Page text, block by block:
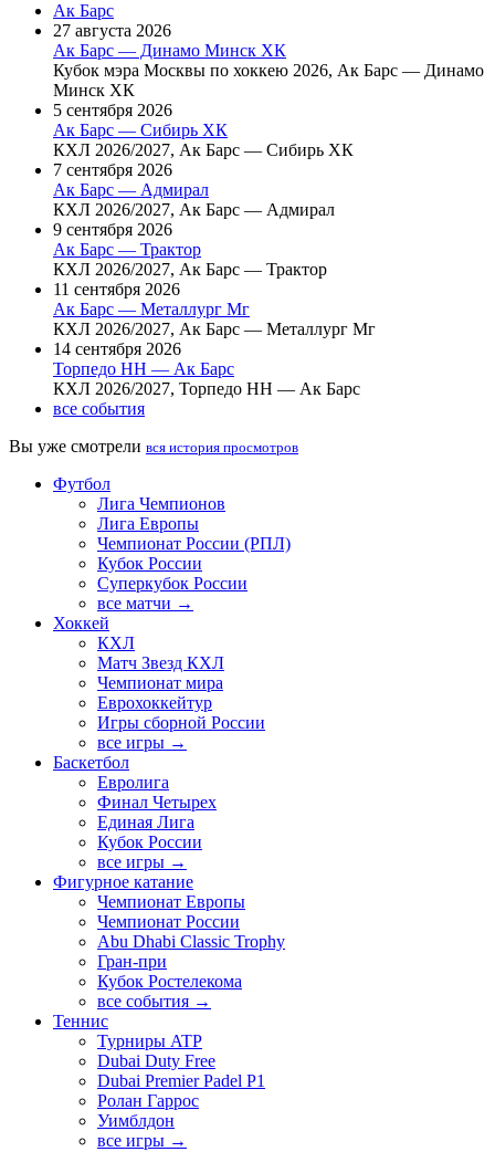
Ак Барс
27 августа 2026
Ак Барс — Динамо Минск ХК
Кубок мэра Москвы по хоккею 2026, Ак Барс — Динамо
Минск ХК
5 сентября 2026
Ак Барс — Сибирь ХК
КХЛ 2026/2027, Ак Барс — Сибирь ХК
7 сентября 2026
Ак Барс — Адмирал
КХЛ 2026/2027, Ак Барс — Адмирал
9 сентября 2026
Ак Барс — Трактор
КХЛ 2026/2027, Ак Барс — Трактор
11 сентября 2026
Ак Барс — Металлург Мг
КХЛ 2026/2027, Ак Барс — Металлург Мг
14 сентября 2026
Торпедо НН — Ак Барс
КХЛ 2026/2027, Торпедо НН — Ак Барс
все события
Вы уже смотрели вся история просмотров
Футбол
Лига Чемпионов
Лига Европы
Чемпионат России (РПЛ)
Кубок России
Суперкубок России
все матчи →
Хоккей
КХЛ
Матч Звезд КХЛ
Чемпионат мира
Еврохоккейтур
Игры сборной России
все игры →
Баскетбол
Евролига
Финал Четырех
Единая Лига
Кубок России
все игры →
Фигурное катание
Чемпионат Европы
Чемпионат России
Abu Dhabi Classic Trophy
Гран-при
Кубок Ростелекома
все события →
Теннис
Турниры ATP
Dubai Duty Free
Dubai Premier Padel P1
Ролан Гаррос
Уимблдон
все игры →